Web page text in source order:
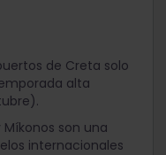
de Creta solo
alta
son una
internacionales